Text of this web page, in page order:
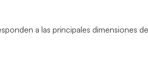
a las principales dimensiones